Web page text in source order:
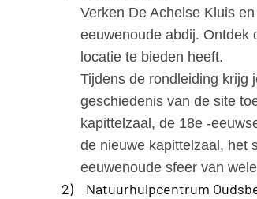
Verken De Achelse Kluis
eeuwenoude abdij. Ontdek
locatie te bieden heeft.
Tijdens de rondleiding krijg
geschiedenis van de site
kapittelzaal, de 18e -
de nieuwe kapittelzaal, het
eeuwenoude sfeer van
2) Natuurhulpcentrum